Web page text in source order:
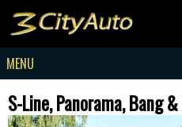
MENU
S-Line, Panorama, Bang